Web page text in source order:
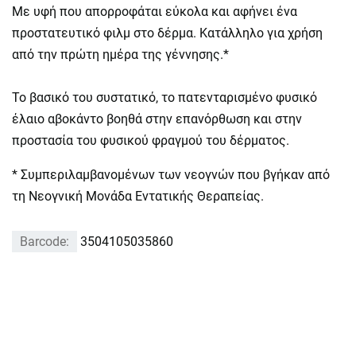
Με υφή που απορροφάται εύκολα και αφήνει ένα
προστατευτικό φιλμ στο δέρμα. Κατάλληλο για χρήση
από την πρώτη ημέρα της γέννησης.*
Το βασικό του συστατικό, το πατενταρισμένο φυσικό
έλαιο αβοκάντο βοηθά στην επανόρθωση και στην
προστασία του φυσικού φραγμού του δέρματος.
* Συμπεριλαμβανομένων των νεογνών που βγήκαν από
τη Νεογνική Μονάδα Εντατικής Θεραπείας.
Barcode: 3504105035860